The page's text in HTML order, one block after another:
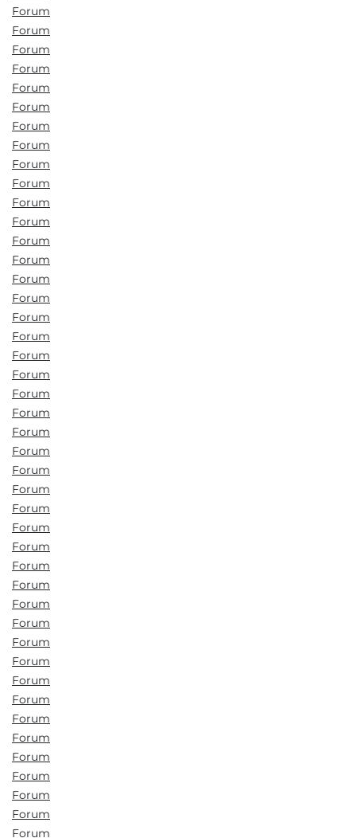
Forum
Forum
Forum
Forum
Forum
Forum
Forum
Forum
Forum
Forum
Forum
Forum
Forum
Forum
Forum
Forum
Forum
Forum
Forum
Forum
Forum
Forum
Forum
Forum
Forum
Forum
Forum
Forum
Forum
Forum
Forum
Forum
Forum
Forum
Forum
Forum
Forum
Forum
Forum
Forum
Forum
Forum
Forum
Forum